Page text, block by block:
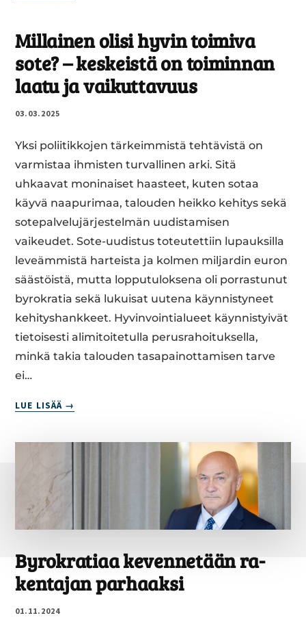
TURVALLISUUS
ON
MEIDÄN
YHTEINEN
TEHTÄVÄMME
Mil­lai­nen olisi hyvin toimiva
sote? – kes­keis­tä on toi­min­nan
laatu ja vai­kut­ta­vuus
03.03.2025
Yksi poliitikkojen tärkeimmistä tehtävistä on
varmistaa ihmisten turvallinen arki. Sitä
uhkaavat moninaiset haasteet, kuten sotaa
käyvä naapurimaa, talouden heikko kehitys sekä
sotepalvelujärjestelmän uudistamisen
vaikeudet. Sote-uudistus toteutettiin lupauksilla
leveämmistä harteista ja kolmen miljardin euron
säästöistä, mutta lopputuloksena oli porrastunut
byrokratia sekä lukuisat uutena käynnistyneet
kehityshankkeet. Hyvinvointialueet käynnistyivät
tietoisesti alimitoitetulla perusrahoituksella,
minkä takia talouden tasapainottamisen tarve
ei…
LUE LISÄÄ
MIL­
HYVIN
TOIMIVA
–
ON
TOI­
MIN­
By­ro­kra­tiaa ke­ven­ne­tään ra­
ken­ta­jan par­haak­si
01.11.2024